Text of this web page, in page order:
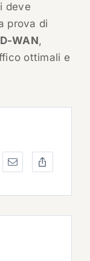
deve
prova di
WAN,
ottimali e